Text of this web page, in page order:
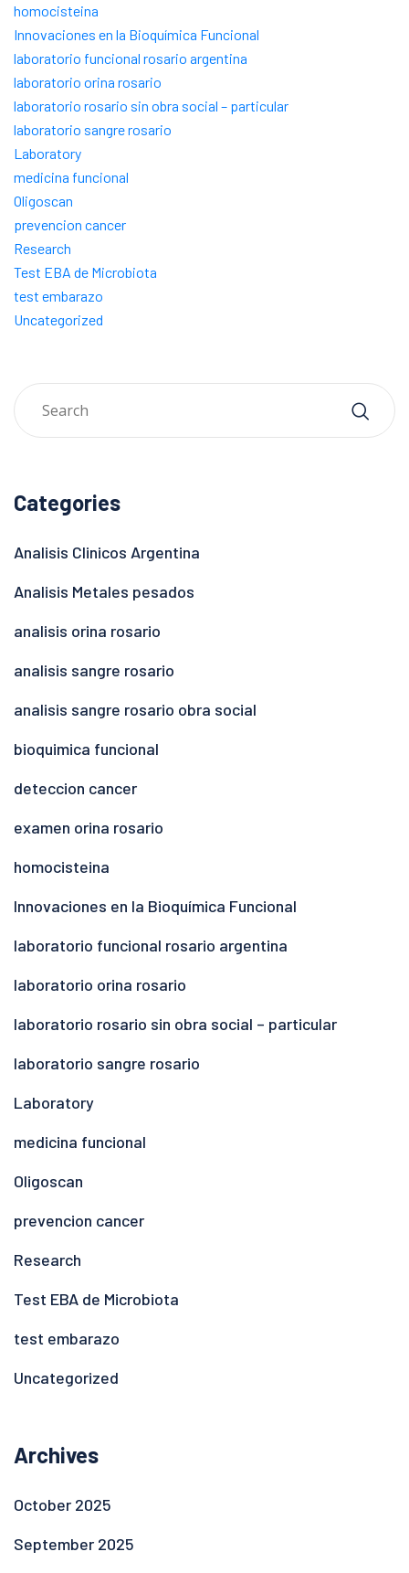
homocisteina
Innovaciones en la Bioquímica Funcional
laboratorio funcional rosario argentina
laboratorio orina rosario
laboratorio rosario sin obra social – particular
laboratorio sangre rosario
Laboratory
medicina funcional
Oligoscan
prevencion cancer
Research
Test EBA de Microbiota
test embarazo
Uncategorized
Categories
Analisis Clinicos Argentina
Analisis Metales pesados
analisis orina rosario
analisis sangre rosario
analisis sangre rosario obra social
bioquimica funcional
deteccion cancer
examen orina rosario
homocisteina
Innovaciones en la Bioquímica Funcional
laboratorio funcional rosario argentina
laboratorio orina rosario
laboratorio rosario sin obra social – particular
laboratorio sangre rosario
Laboratory
medicina funcional
Oligoscan
prevencion cancer
Research
Test EBA de Microbiota
test embarazo
Uncategorized
Archives
October 2025
September 2025